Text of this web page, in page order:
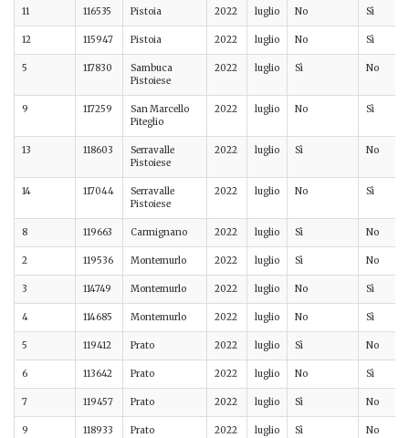
11 116535 Pistoia 2022 luglio No Sì
12 115947 Pistoia 2022 luglio No Sì
5 117830
Sambuca
Pistoiese
2022 luglio Sì No
9 117259
San Marcello
Piteglio
2022 luglio No Sì
13 118603
Serravalle
Pistoiese
2022 luglio Sì No
14 117044
Serravalle
Pistoiese
2022 luglio No Sì
8 119663 Carmignano 2022 luglio Sì No
2 119536 Montemurlo 2022 luglio Sì No
3 114749 Montemurlo 2022 luglio No Sì
4 114685 Montemurlo 2022 luglio No Sì
5 119412 Prato 2022 luglio Sì No
6 113642 Prato 2022 luglio No Sì
7 119457 Prato 2022 luglio Sì No
9 118933 Prato 2022 luglio Sì No